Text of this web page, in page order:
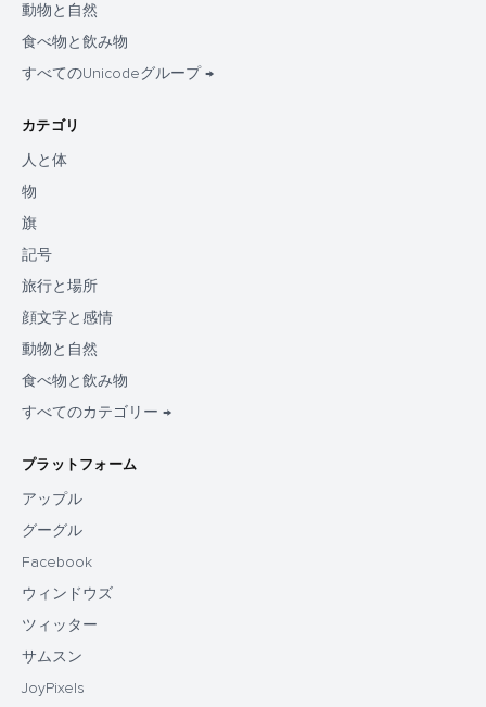
動物と自然
食べ物と飲み物
すべてのUnicodeグループ →
カテゴリ
人と体
物
旗
記号
旅行と場所
顔文字と感情
動物と自然
食べ物と飲み物
すべてのカテゴリー →
プラットフォーム
アップル
グーグル
Facebook
ウィンドウズ
ツィッター
サムスン
JoyPixels